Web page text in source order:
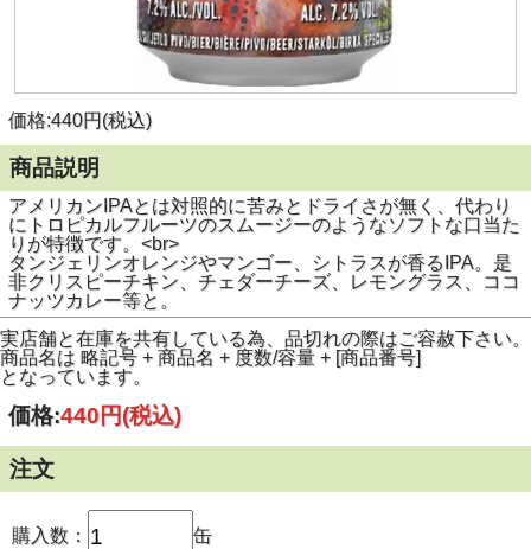
価格:440円(税込)
商品説明
アメリカンIPAとは対照的に苦みとドライさが無く、代わり
にトロピカルフルーツのスムージーのようなソフトな口当た
りが特徴です。<br>
タンジェリンオレンジやマンゴー、シトラスが香るIPA。是
非クリスピーチキン、チェダーチーズ、レモングラス、ココ
ナッツカレー等と。
実店舗と在庫を共有している為、品切れの際はご容赦下さい。
商品名は 略記号 + 商品名 + 度数/容量 + [商品番号]
となっています。
価格:440円(税込)
注文
購入数： 缶